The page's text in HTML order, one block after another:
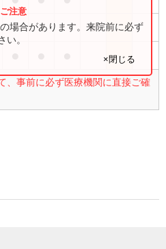
●
、事前に必ず医療機関に直接ご確
場合があります。来院前に必ず
い。
×閉じる